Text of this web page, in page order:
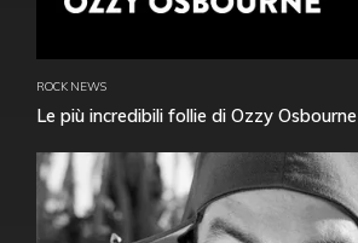
ROCK NEWS
Le più incredibili follie di Ozzy Osbourne